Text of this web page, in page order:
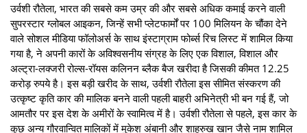
उर्वशी रौतेला, भारत की सबसे कम उम्र की और सबसे अधिक कमाई करने वाली
सुपरस्टार ग्लोबल आइकन, जिन्हें सभी प्लेटफार्मों पर 100 मिलियन के चौंका देने
वाले सोशल मीडिया फॉलोअर्स के साथ इंस्टाग्राम फोर्ब्स रिच लिस्ट में शामिल किया
गया है, ने अपनी कारों के अविश्वसनीय संग्रह के लिए एक विशाल, विशाल और
अल्ट्रा-लक्जरी रोल्स-रॉयस कलिनन ब्लैक बैज खरीदा है जिसकी कीमत 12.25
करोड़ रुपये है। इस बड़ी खरीद के साथ, उर्वशी रौतेला इस सीमित संस्करण की
उत्कृष्ट कृति कार की मालिक बनने वाली पहली बाहरी अभिनेत्री भी बन गई हैं, जो
आमतौर पर इस देश के अमीरों के स्वामित्व में है। उर्वशी रौतेला से पहले, इस कार के
कुछ अन्य गौरवान्वित मालिकों में मुकेश अंबानी और शाहरुख खान जैसे नाम शामिल